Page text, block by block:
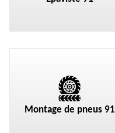
Montage de pneus 91